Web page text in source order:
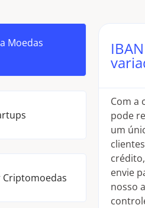
Moedas
Criptomoedas
Com a
pode
um
envie
nosso